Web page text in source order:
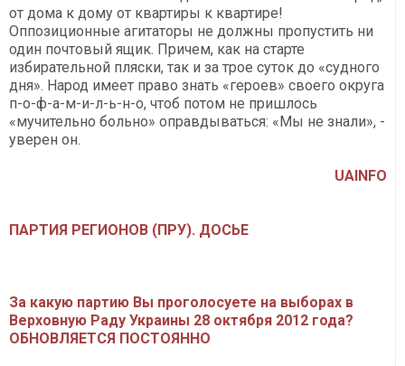
от дома к дому от квартиры к квартире!
Оппозиционные агитаторы не должны пропустить ни
один почтовый ящик. Причем, как на старте
избирательной пляски, так и за трое суток до «судного
дня». Народ имеет право знать «героев» своего округа
п-о-ф-а-м-и-л-ь-н-о, чтоб потом не пришлось
«мучительно больно» оправдываться: «Мы не знали», -
уверен он.
UAINFO
ПАРТИЯ РЕГИОНОВ (ПРУ). ДОСЬЕ
За какую партию Вы проголосуете на выборах в
Верховную Раду Украины 28 октября 2012 года?
ОБНОВЛЯЕТСЯ ПОСТОЯННО